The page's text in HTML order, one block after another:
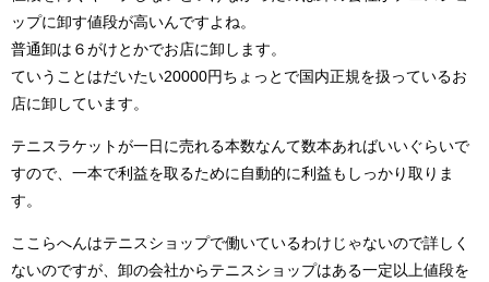
ップに卸す値段が高いんですよね。
普通卸は６がけとかでお店に卸します。
ていうことはだいたい20000円ちょっとで国内正規を扱っているお
店に卸しています。
テニスラケットが一日に売れる本数なんて数本あればいいぐらいで
すので、一本で利益を取るために自動的に利益もしっかり取りま
す。
ここらへんはテニスショップで働いているわけじゃないので詳しく
ないのですが、卸の会社からテニスショップはある一定以上値段を